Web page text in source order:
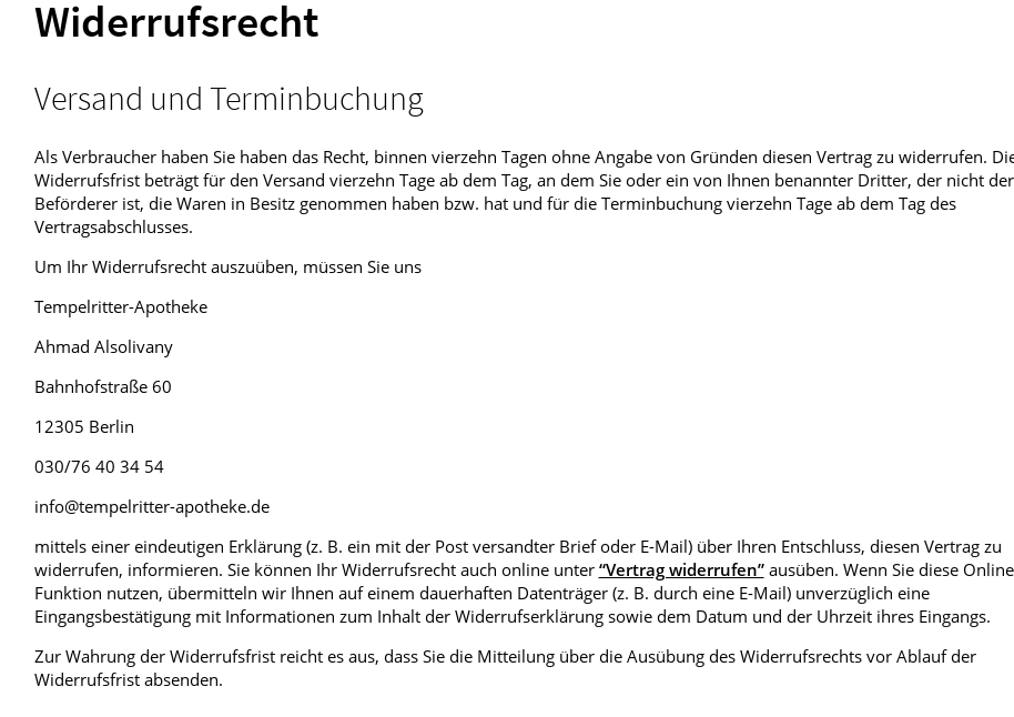
Verleih
Blut, Krebs und Infektionen
Widerrufsrecht
Versand und Terminbuchung
Als Verbraucher haben Sie haben das Recht, binnen vierzehn Tagen ohne Angabe von Gründen diesen Vertrag zu widerrufen.
Widerrufsfrist beträgt für den Versand vierzehn Tage ab dem Tag, an dem Sie oder ein von Ihnen benannter Dritter, der nicht der
Beförderer ist, die Waren in Besitz genommen haben bzw. hat und für die Terminbuchung vierzehn Tage ab dem Tag des
Vertragsabschlusses.
Um Ihr Widerrufsrecht auszuüben, müssen Sie uns
Tempelritter-Apotheke
Ahmad Alsolivany
Bahnhofstraße 60
12305 Berlin
030/76 40 34 54
info@tempelritter-apotheke.de
mittels einer eindeutigen Erklärung (z. B. ein mit der Post versandter Brief oder E-Mail) über Ihren Entschluss, diesen Vertrag zu
widerrufen, informieren. Sie können Ihr Widerrufsrecht auch online unter “Vertrag widerrufen”ausüben. Wenn Sie diese
Funktion nutzen, übermitteln wir Ihnen auf einem dauerhaften Datenträger (z. B. durch eine E-Mail) unverzüglich eine
Eingangsbestätigung mit Informationen zum Inhalt der Widerrufserklärung sowie dem Datum und der Uhrzeit ihres Eingangs.
Zur Wahrung der Widerrufsfrist reicht es aus, dass Sie die Mitteilung über die Ausübung des Widerrufsrechts vor Ablauf der
Widerrufsfrist absenden.